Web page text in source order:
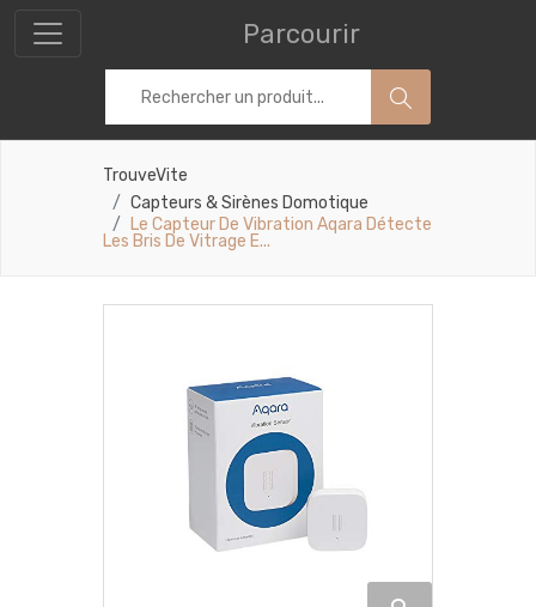
Parcourir
TrouveVite
Capteurs & Sirènes Domotique
Le Capteur De Vibration Aqara Détecte
Les Bris De Vitrage E...